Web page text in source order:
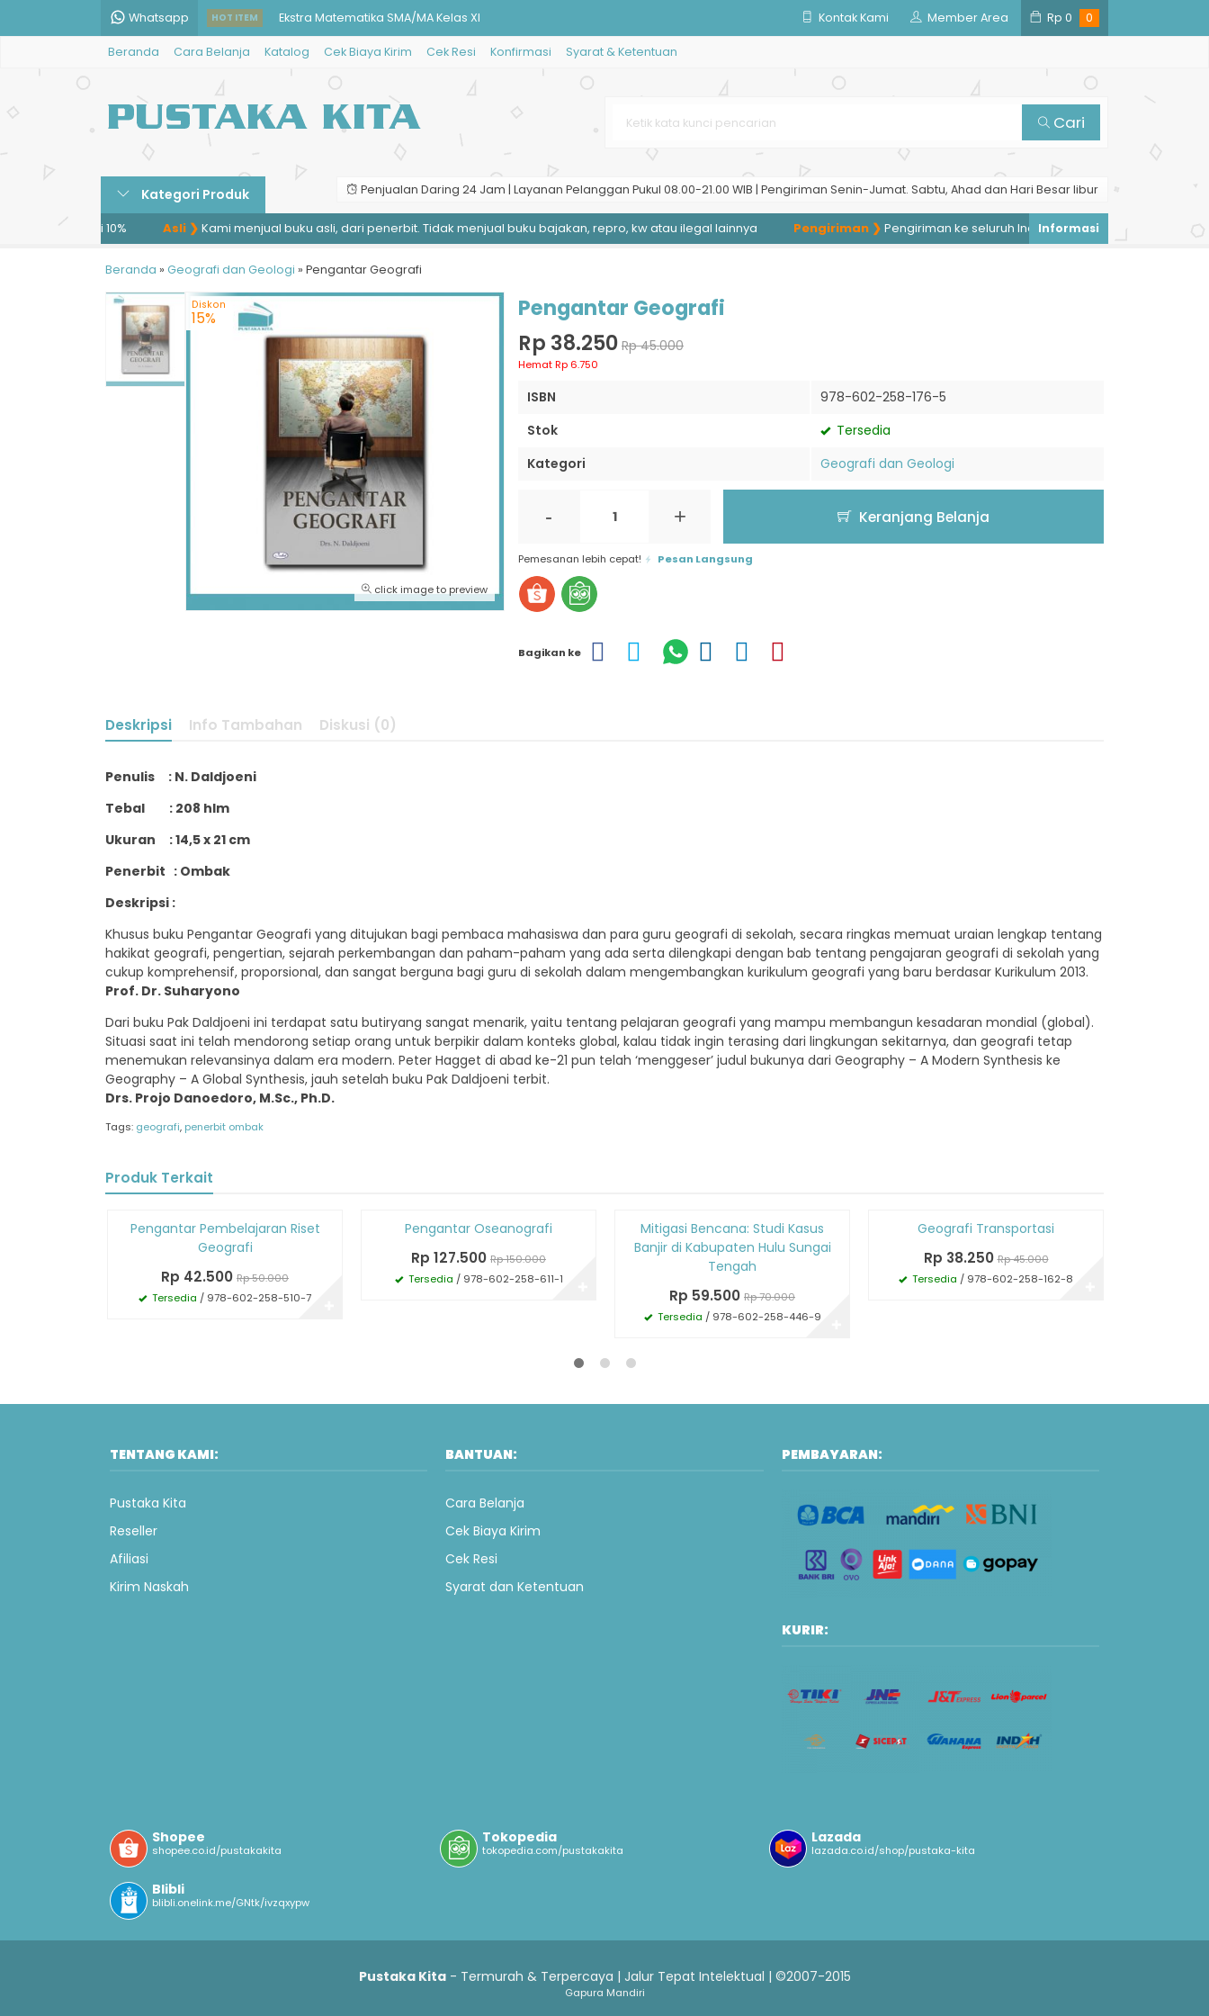
Whatsapp HOT ITEM Ekstra Matematika SMA/MA Kelas XI
Analisa Proyek Sistem Informasi
Komunikasi Keperawatan Untuk SMK X, Program Keahli
Pesohor-Pesohor Dunia Maya
Ontosofi Ibn ‘Arabi
Al-Zaytun: The Untold Stories
Begum
Kontak Kami Member Area Rp 0 0
Beranda Cara Belanja Katalog Cek Biaya Kirim Cek Resi Konfirmasi Syarat & Ketentuan
Cari
Kategori Produk Penjualan Daring 24 Jam | Layanan Pelanggan Pukul 08.00-21.00 WIB | Pengiriman Senin-Jumat. Sabtu, Ahad dan Hari Besar libur
mulai 10% Asli ❯Kami menjual buku asli, dari penerbit. Tidak menjual buku bajakan, repro, kw atau ilegal lainnya Pengiriman ❯Pengiriman ke seluruh Indonesia, pengiriman ke luar
Beranda » Geografi dan Geologi » Pengantar Geografi
click image to preview
Diskon
15%
Pengantar Geografi
Rp 38.250 Rp 45.000
Hemat Rp 6.750
ISBN
978-602-258-176-5
Stok
Tersedia
Kategori
Geografi dan Geologi
- + Keranjang Belanja
Pemesanan lebih cepat! Pesan Langsung
Bagikan ke
Deskripsi Info Tambahan Diskusi (0)
Penulis : N. Daldjoeni
Tebal : 208 hlm
Ukuran : 14,5 x 21 cm
Penerbit : Ombak
Deskripsi :
Khusus buku Pengantar Geografi yang ditujukan bagi pembaca mahasiswa dan para guru geografi di sekolah, secara ringkas memuat uraian lengkap tentang
hakikat geografi, pengertian, sejarah perkembangan dan paham-paham yang ada serta dilengkapi dengan bab tentang pengajaran geografi di sekolah yang
cukup komprehensif, proporsional, dan sangat berguna bagi guru di sekolah dalam mengembangkan kurikulum geografi yang baru berdasar Kurikulum 2013.
Prof. Dr. Suharyono
Dari buku Pak Daldjoeni ini terdapat satu butiryang sangat menarik, yaitu tentang pelajaran geografi yang mampu membangun kesadaran mondial (global).
Situasi saat ini telah mendorong setiap orang untuk berpikir dalam konteks global, kalau tidak ingin terasing dari lingkungan sekitarnya, dan geografi tetap
menemukan relevansinya dalam era modern. Peter Hagget di abad ke-21 pun telah ‘menggeser’ judul bukunya dari Geography – A Modern Synthesis ke
Geography – A Global Synthesis, jauh setelah buku Pak Daldjoeni terbit.
Drs. Projo Danoedoro, M.Sc., Ph.D.
Tags: geografi, penerbit ombak
Produk Terkait
Diskon
15%Pengantar Pembelajaran Riset
Geografi
Rp 42.500 Rp 50.000
Tersedia / 978-602-258-510-7
Pengantar Oseanografi
Rp 127.500 Rp 150.000
Tersedia / 978-602-258-611-1
Diskon
15%Mitigasi Bencana: Studi Kasus
Banjir di Kabupaten Hulu Sungai
Tengah
Rp 59.500 Rp 70.000
Tersedia / 978-602-258-446-9
Geografi Transportasi
Rp 38.250 Rp 45.000
Tersedia / 978-602-258-162-8
TENTANG KAMI:
Pustaka Kita
Reseller
Afiliasi
Kirim Naskah
BANTUAN:
Cara Belanja
Cek Biaya Kirim
Cek Resi
Syarat dan Ketentuan
PEMBAYARAN:
KURIR:
Shopee
shopee.co.id/pustakakita
Tokopedia
tokopedia.com/pustakakita
Lazada
lazada.co.id/shop/pustaka-kita
Blibli
blibli.onelink.me/GNtk/ivzqxypw
Pustaka Kita- Termurah & Terpercaya | Jalur Tepat Intelektual | ©2007-2015
Gapura Mandiri